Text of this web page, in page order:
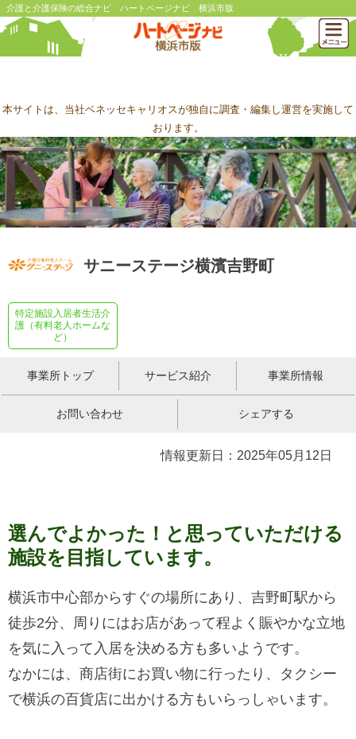
介護と介護保険の総合ナビ ハートページナビ 横浜市版
本サイトは、当社ベネッセキャリオスが独自に調査・編集し運営を実施して
おります。
サニーステージ横濱吉野町
特定施設入居者生活介
護（有料老人ホームな
ど）
事業所トップ サービス紹介 事業所情報
お問い合わせ シェアする
情報更新日：2025年05月12日
選んでよかった！と思っていただける
施設を目指しています。
横浜市中心部からすぐの場所にあり、吉野町駅から
徒歩2分、周りにはお店があって程よく賑やかな立地
を気に入って入居を決める方も多いようです。
なかには、商店街にお買い物に行ったり、タクシー
で横浜の百貨店に出かける方もいらっしゃいます。